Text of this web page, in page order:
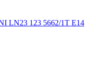
LN23 123 5662/1T E14